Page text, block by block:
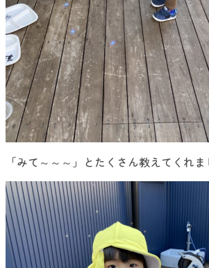
「みて～～～」とたくさん教えてくれ